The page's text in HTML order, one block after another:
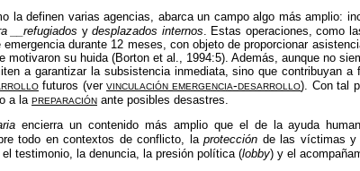
la definen varias agencias, abarca un campo algo más amplio:
__refugiados ydesplazados internos. Estas operaciones, como
durante 12 meses, con objeto de proporcionar
motivaron su huida (Borton et al., 1994:5). Además, aunque no
a garantizar la subsistencia inmediata, sino que contribuyan
futuros (vervinculación emergencia-desarrollo). Con tal
a la preparación ante posibles desastres.
encierra un contenido más amplio que el de la ayuda
todo en contextos de conflicto, laprotección de las víctimas y
el testimonio, la denuncia, la presión política (lobby) y el